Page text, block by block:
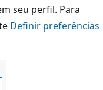
seu perfil. Para
Definir preferências